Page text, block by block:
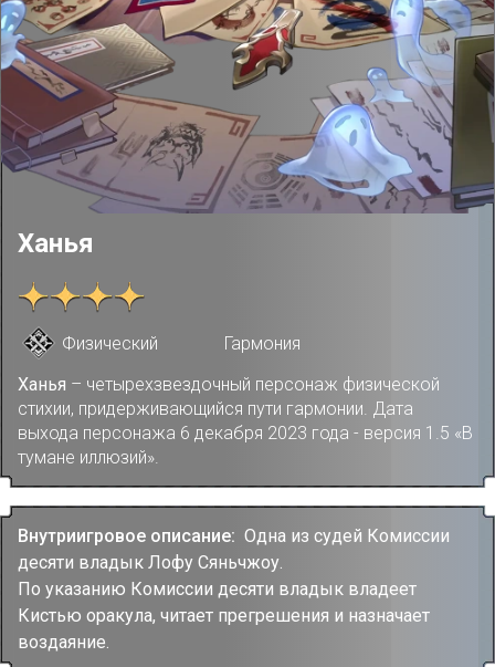
Ханья
Физический
Гармония
Ханья – четырехзвездочный персонаж физической
стихии, придерживающийся пути гармонии. Дата
выхода персонажа 6 декабря 2023 года - версия 1.5 «В
тумане иллюзий».
Внутриигровое описание: Одна из судей Комиссии
десяти владык Лофу Сяньчжоу.
По указанию Комиссии десяти владык владеет
Кистью оракула, читает прегрешения и назначает
воздаяние.